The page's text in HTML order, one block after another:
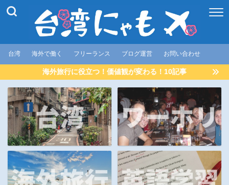
台湾 海外で働く フリーランス ブログ運営 お問い合わせ
海外旅行に役立つ！価値観が変わる！10記事